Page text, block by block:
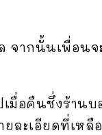
จากนั้นเพื่อนจ
มื่อคืนซึ่งร้านบ
ละเอียดที่เหลือ